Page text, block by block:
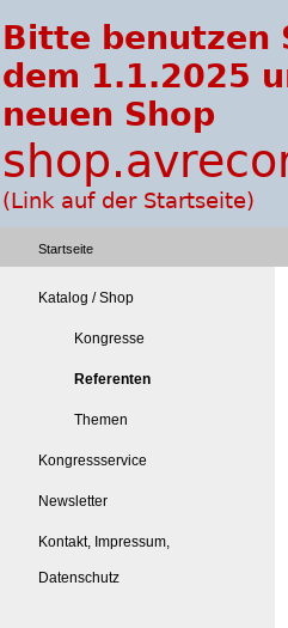
Startseite
Katalog / Shop
Kongresse
Referenten
Themen
Kongressservice
Newsletter
Kontakt, Impressum,
Datenschutz